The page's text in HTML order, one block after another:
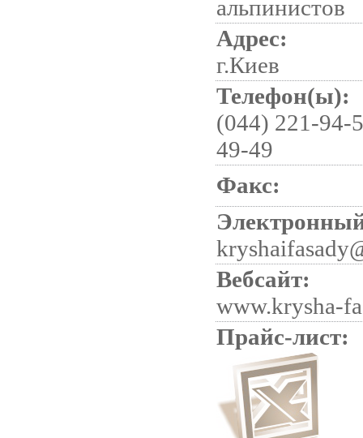
альпинистов
Адрес:
г.Киев
Телефон(ы):
(044) 221-94-
49-49
Факс:
Вебсайт:
www.krysha-
Прайс-лист: